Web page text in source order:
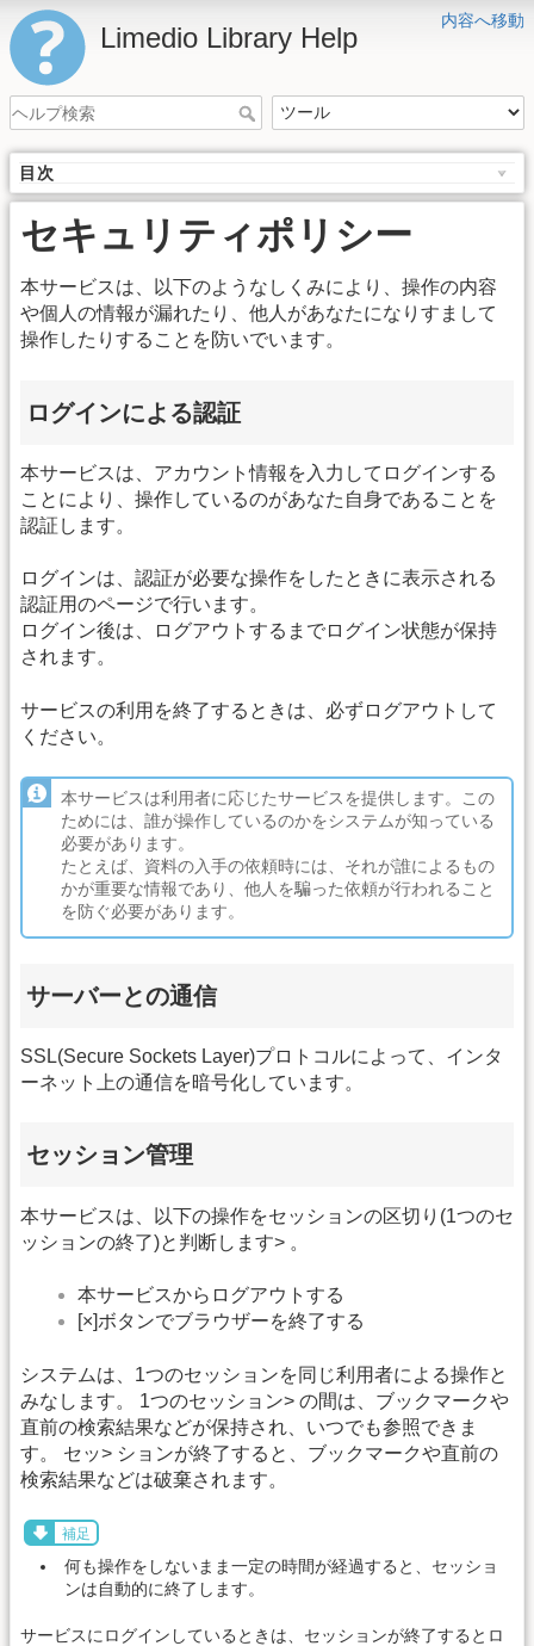
内容へ移動
Limedio Library Help
目次
セキュリティポリシー
本サービスは、以下のようなしくみにより、操作の内容
や個人の情報が漏れたり、他人があなたになりすまして
操作したりすることを防いでいます。
ログインによる認証
本サービスは、アカウント情報を入力してログインする
ことにより、操作しているのがあなた自身であることを
認証します。
ログインは、認証が必要な操作をしたときに表示される
認証用のページで行います。
ログイン後は、ログアウトするまでログイン状態が保持
されます。
サービスの利用を終了するときは、必ずログアウトして
ください。
本サービスは利用者に応じたサービスを提供します。この
ためには、誰が操作しているのかをシステムが知っている
必要があります。
たとえば、資料の入手の依頼時には、それが誰によるもの
かが重要な情報であり、他人を騙った依頼が行われること
を防ぐ必要があります。
サーバーとの通信
SSL(Secure Sockets Layer)プロトコルによって、インタ
ーネット上の通信を暗号化しています。
セッション管理
本サービスは、以下の操作をセッションの区切り(1つのセ
ッションの終了)と判断します> 。
本サービスからログアウトする
[×]ボタンでブラウザーを終了する
システムは、1つのセッションを同じ利用者による操作と
みなします。 1つのセッション> の間は、ブックマークや
直前の検索結果などが保持され、いつでも参照できま
す。 セッ> ションが終了すると、ブックマークや直前の
検索結果などは破棄されます。
補足
何も操作をしないまま一定の時間が経過すると、セッショ
ンは自動的に終了します。
サービスにログインしているときは、セッションが終了するとロ